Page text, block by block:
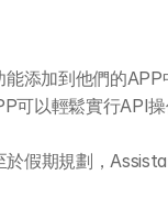
添加到他們的APP
可以輕鬆實行API
於假期規劃，